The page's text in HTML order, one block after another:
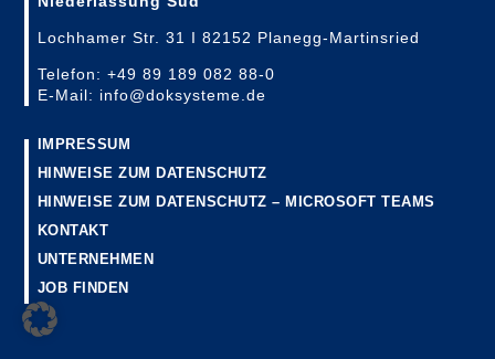
Lochhamer Str. 31 I 82152 Planegg-Martinsried
Telefon: +49 89 189 082 88-0
E-Mail: info@doksysteme.de
IMPRESSUM
HINWEISE ZUM DATENSCHUTZ
HINWEISE ZUM DATENSCHUTZ – MICROSOFT TEAMS
KONTAKT
UNTERNEHMEN
JOB FINDEN